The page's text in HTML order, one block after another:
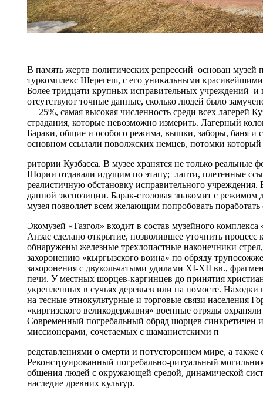
В память жертв политических репрессий основан
туркомплекс Шерегеш, с его уникальными
Более тридцати крупных исправительных учреждений и
отсутствуют точные данные, сколько людей было
— 25%, самая высокая численность среди всех лагерей
страдания, которые невозможно измерить. Лагерный
Бараки, общие и особого режима, вышки, заборы, баня и
основном ссылали поволжских немцев, потомки который
ритории Кузбасса. В музее хранятся не только
Шории отдавали идущим по этапу; лапти, плетенные
реалистичную обстановку исправительного учреждения.
данной экспозиции. Барак-столовая знакомит с
музея позволяет всем желающим попробовать
Экомузей «Тазгол» входит в состав музейного
Анзас сделано открытие, позволившее уточнить
обнаружены железные трехлопастные наконечники
захоронению «кыргызского воина» по обряду
захоронения с двукольчатыми удилами XI-ХII вв.,
печи. У местных шорцев-каргинцев до принятия
укрепленных в сучьях деревьев или на помосте.
на тесные этнокультурные и торговые связи
«киргизского великодержавия» военные отряды
Современный погребальный обряд шорцев синкретичен
миссионерами, сочетаемых с шаманистскими п
редставлениями о смерти и потустороннем мире, а
Реконструированный погребально-ритуальный
общения людей с окружающей средой, динамической
наследие древних культур.